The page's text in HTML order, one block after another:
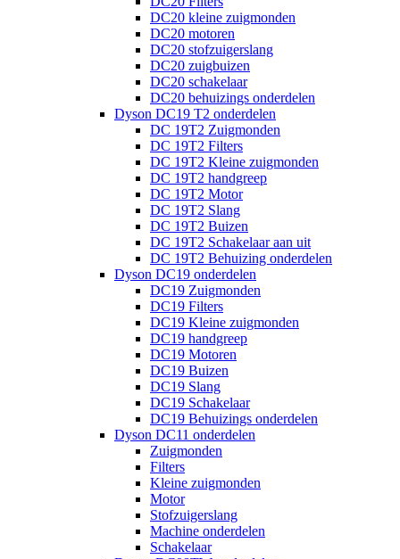
DC20 kleine zuigmonden
DC20 motoren
DC20 stofzuigerslang
DC20 zuigbuizen
DC20 schakelaar
DC20 behuizings onderdelen
Dyson DC19 T2 onderdelen
DC 19T2 Zuigmonden
DC 19T2 Filters
DC 19T2 Kleine zuigmonden
DC 19T2 handgreep
DC 19T2 Motor
DC 19T2 Slang
DC 19T2 Buizen
DC 19T2 Schakelaar aan uit
DC 19T2 Behuizing onderdelen
Dyson DC19 onderdelen
DC19 Zuigmonden
DC19 Filters
DC19 Kleine zuigmonden
DC19 handgreep
DC19 Motoren
DC19 Buizen
DC19 Slang
DC19 Schakelaar
DC19 Behuizings onderdelen
Dyson DC11 onderdelen
Zuigmonden
Filters
Kleine zuigmonden
Motor
Stofzuigerslang
Machine onderdelen
Schakelaar